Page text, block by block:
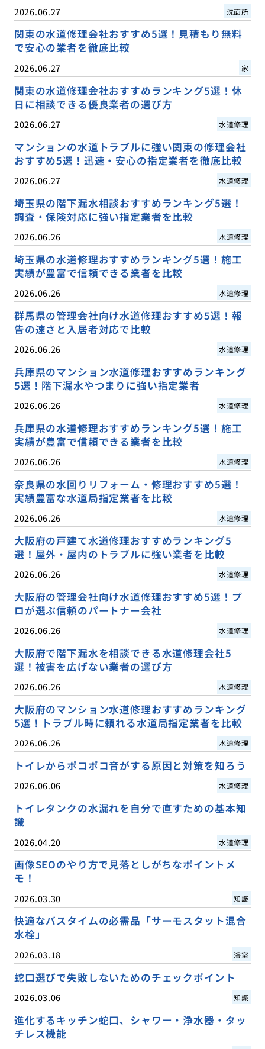
2026.06.27 洗面所
関東の水道修理会社おすすめ5選！見積もり無料
で安心の業者を徹底比較
2026.06.27 家
関東の水道修理会社おすすめランキング5選！休
日に相談できる優良業者の選び方
2026.06.27 水道修理
マンションの水道トラブルに強い関東の修理会社
おすすめ5選！迅速・安心の指定業者を徹底比較
2026.06.27 水道修理
埼玉県の階下漏水相談おすすめランキング5選！
調査・保険対応に強い指定業者を比較
2026.06.26 水道修理
埼玉県の水道修理おすすめランキング5選！施工
実績が豊富で信頼できる業者を比較
2026.06.26 水道修理
群馬県の管理会社向け水道修理おすすめ5選！報
告の速さと入居者対応で比較
2026.06.26 水道修理
兵庫県のマンション水道修理おすすめランキング
5選！階下漏水やつまりに強い指定業者
2026.06.26 水道修理
兵庫県の水道修理おすすめランキング5選！施工
実績が豊富で信頼できる業者を比較
2026.06.26 水道修理
奈良県の水回りリフォーム・修理おすすめ5選！
実績豊富な水道局指定業者を比較
2026.06.26 水道修理
大阪府の戸建て水道修理おすすめランキング5
選！屋外・屋内のトラブルに強い業者を比較
2026.06.26 水道修理
大阪府の管理会社向け水道修理おすすめ5選！プ
ロが選ぶ信頼のパートナー会社
2026.06.26 水道修理
大阪府で階下漏水を相談できる水道修理会社5
選！被害を広げない業者の選び方
2026.06.26 水道修理
大阪府のマンション水道修理おすすめランキング
5選！トラブル時に頼れる水道局指定業者を比較
2026.06.26 水道修理
トイレからポコポコ音がする原因と対策を知ろう
2026.06.06 水道修理
トイレタンクの水漏れを自分で直すための基本知
識
2026.04.20 水道修理
画像SEOのやり方で見落としがちなポイントメ
モ！
2026.03.30 知識
快適なバスタイムの必需品「サーモスタット混合
水栓」
2026.03.18 浴室
蛇口選びで失敗しないためのチェックポイント
2026.03.06 知識
進化するキッチン蛇口、シャワー・浄水器・タッ
チレス機能